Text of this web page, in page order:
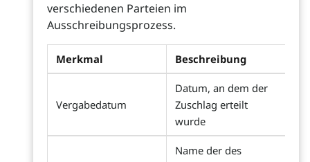
verschiedenen Parteien im
Ausschreibungsprozess.
Merkmal Beschreibung
Vergabedatum
Datum, an dem der
Zuschlag erteilt
wurde
Name der des